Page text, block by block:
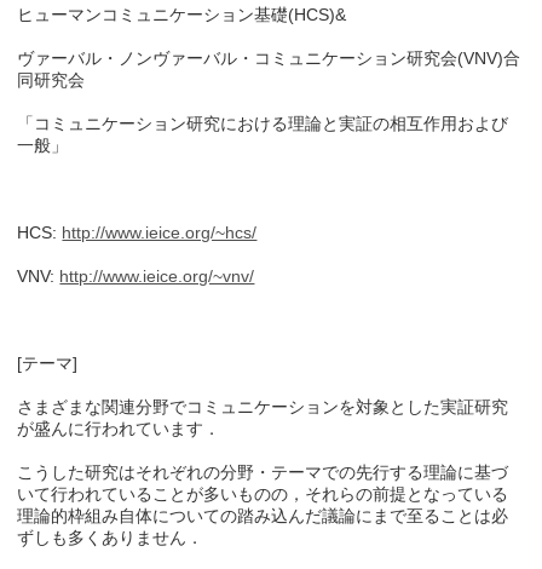
ヒューマンコミュニケーション基礎(HCS)&
ヴァーバル・ノンヴァーバル・コミュニケーション研究会(VNV)合
同研究会
「コミュニケーション研究における理論と実証の相互作用および
一般」
HCS: http://www.ieice.org/~hcs/
VNV: http://www.ieice.org/~vnv/
[テーマ]
さまざまな関連分野でコミュニケーションを対象とした実証研究
が盛んに行われています．
こうした研究はそれぞれの分野・テーマでの先行する理論に基づ
いて行われていることが多いものの，それらの前提となっている
理論的枠組み自体についての踏み込んだ議論にまで至ることは必
ずしも多くありません．